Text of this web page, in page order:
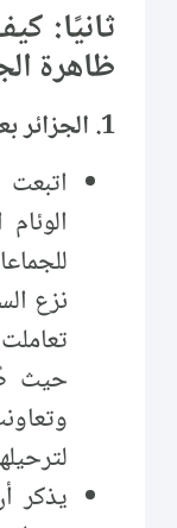
ثانيًا:
ظاهرة
1. الجزائر بعد العشرية السوداء
نزع
حيث
يذكر